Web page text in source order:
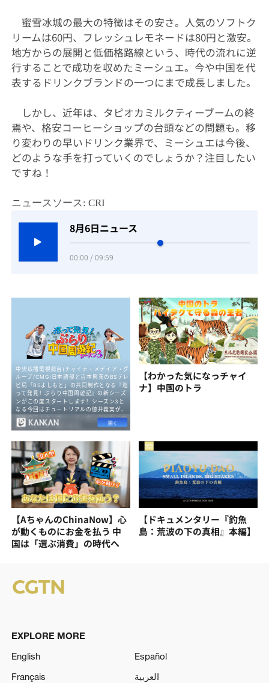
蜜雪冰城の最大の特徴はその安さ。人気のソフトク
リームは60円、フレッシュレモネードは80円と激安。
地方からの展開と低価格路線という、時代の流れに逆
行することで成功を収めたミーシュエ。今や中国を代
表するドリンクブランドの一つにまで成長しました。
しかし、近年は、タピオカミルクティーブームの終
焉や、格安コーヒーショップの台頭などの問題も。移
り変わりの早いドリンク業界で、ミーシュエは今後、
どのような手を打っていくのでしょうか？注目したい
ですね！
ニュースソース: CRI
8月6日ニュース
00:00 / 09:59
【わかった気になっチャイ
ナ】中国のトラ
【AちゃんのChinaNow】心
が動くものにお金を払う 中
国は「選ぶ消費」の時代へ
【ドキュメンタリー『釣魚
島：荒波の下の真相』本編】
EXPLORE MORE
English
Español
Français
العربية